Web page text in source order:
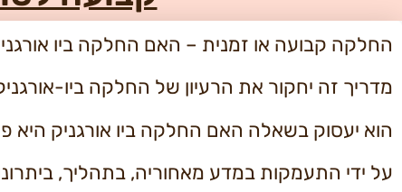
החלקה קבועה או זמנית – האם החלקה ביו
מדריך זה יחקור את הרעיון של החלקה ביו-
הוא יעסוק בשאלה האם החלקה ביו אורגניק היא
על ידי התעמקות במדע מאחוריה, בתהליך,